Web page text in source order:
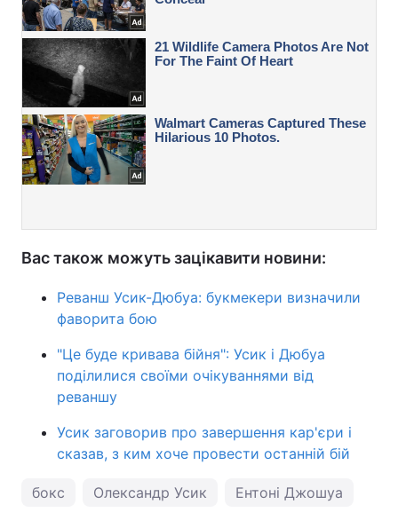
Вас також можуть зацікавити новини:
Реванш Усик-Дюбуа: букмекери визначили
фаворита бою
"Це буде кривава бійня": Усик і Дюбуа
поділилися своїми очікуваннями від
реваншу
Усик заговорив про завершення кар'єри і
сказав, з ким хоче провести останній бій
бокс Олександр Усик Ентоні Джошуа